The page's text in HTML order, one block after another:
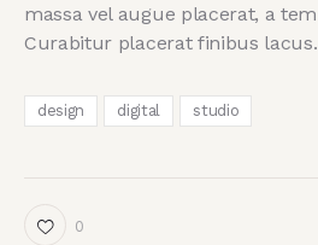
massa vel augue placerat, a
Curabitur placerat finibus lacus.
design digital studio
0